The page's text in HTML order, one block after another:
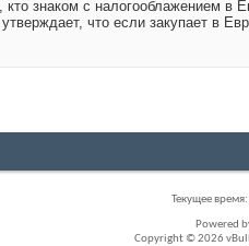
кто знаком с налогооблажением в
что если закупает в
Текущее время:
Powered
Copyright © 2026